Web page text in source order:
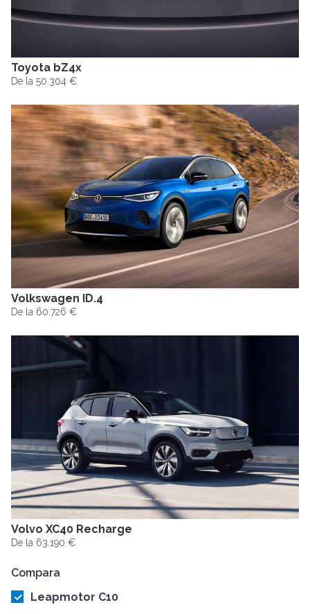
Toyota bZ4x
De la 50.304 €
Volkswagen ID.4
De la 60.726 €
Volvo XC40 Recharge
De la 63.190 €
Compara
Leapmotor C10